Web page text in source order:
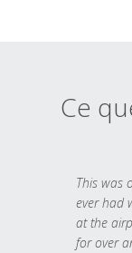
Ce
This was
ever had
at the
for over